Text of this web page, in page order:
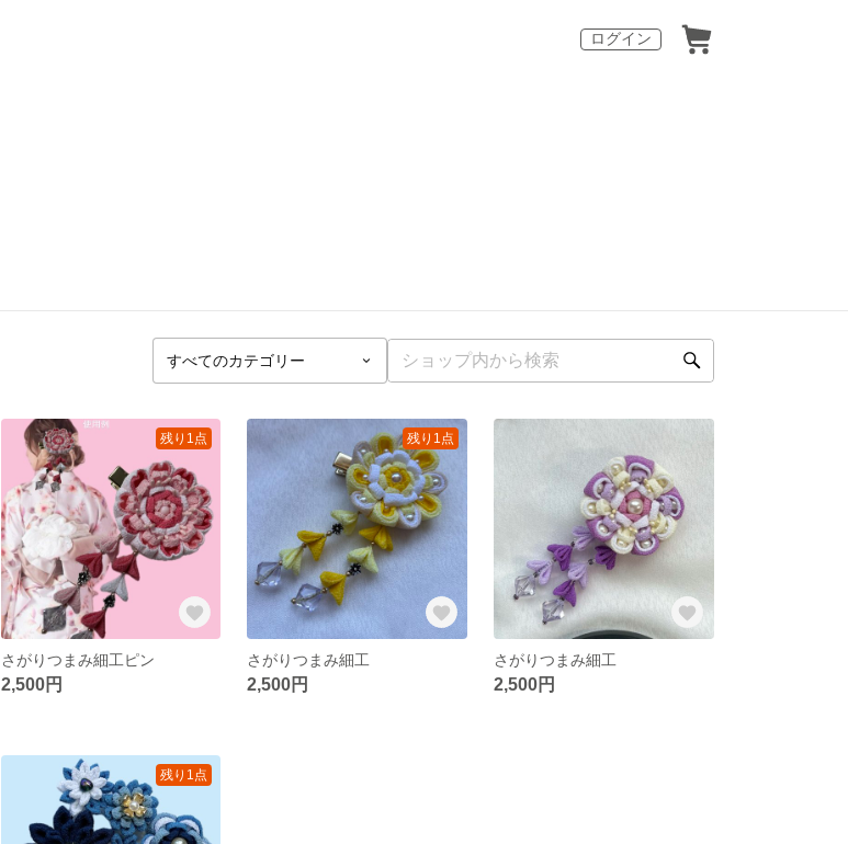
ログイン
残り1点
さがりつまみ細工ピン
2,500円
残り1点
さがりつまみ細工
2,500円
さがりつまみ細工
2,500円
残り1点